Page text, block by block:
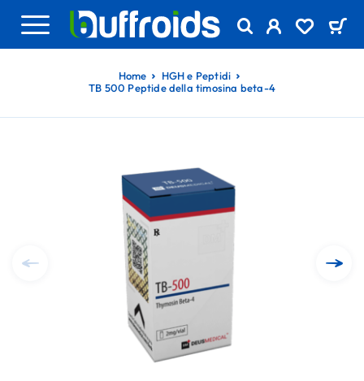
Home
HGH e Peptidi
TB 500 Peptide della timosina beta-4